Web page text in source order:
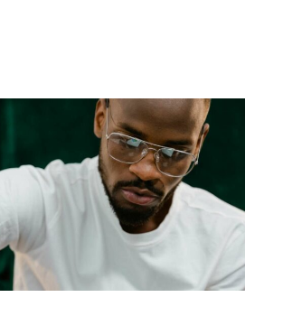
Die 17 besten Tipps
zur Verbesserung des
Verständnisses des
TikTok-Algorithmus